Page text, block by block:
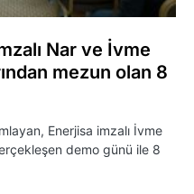
Nar ve İvme
mezun olan 8
Enerjisa imzalı İvme
demo günü ile 8